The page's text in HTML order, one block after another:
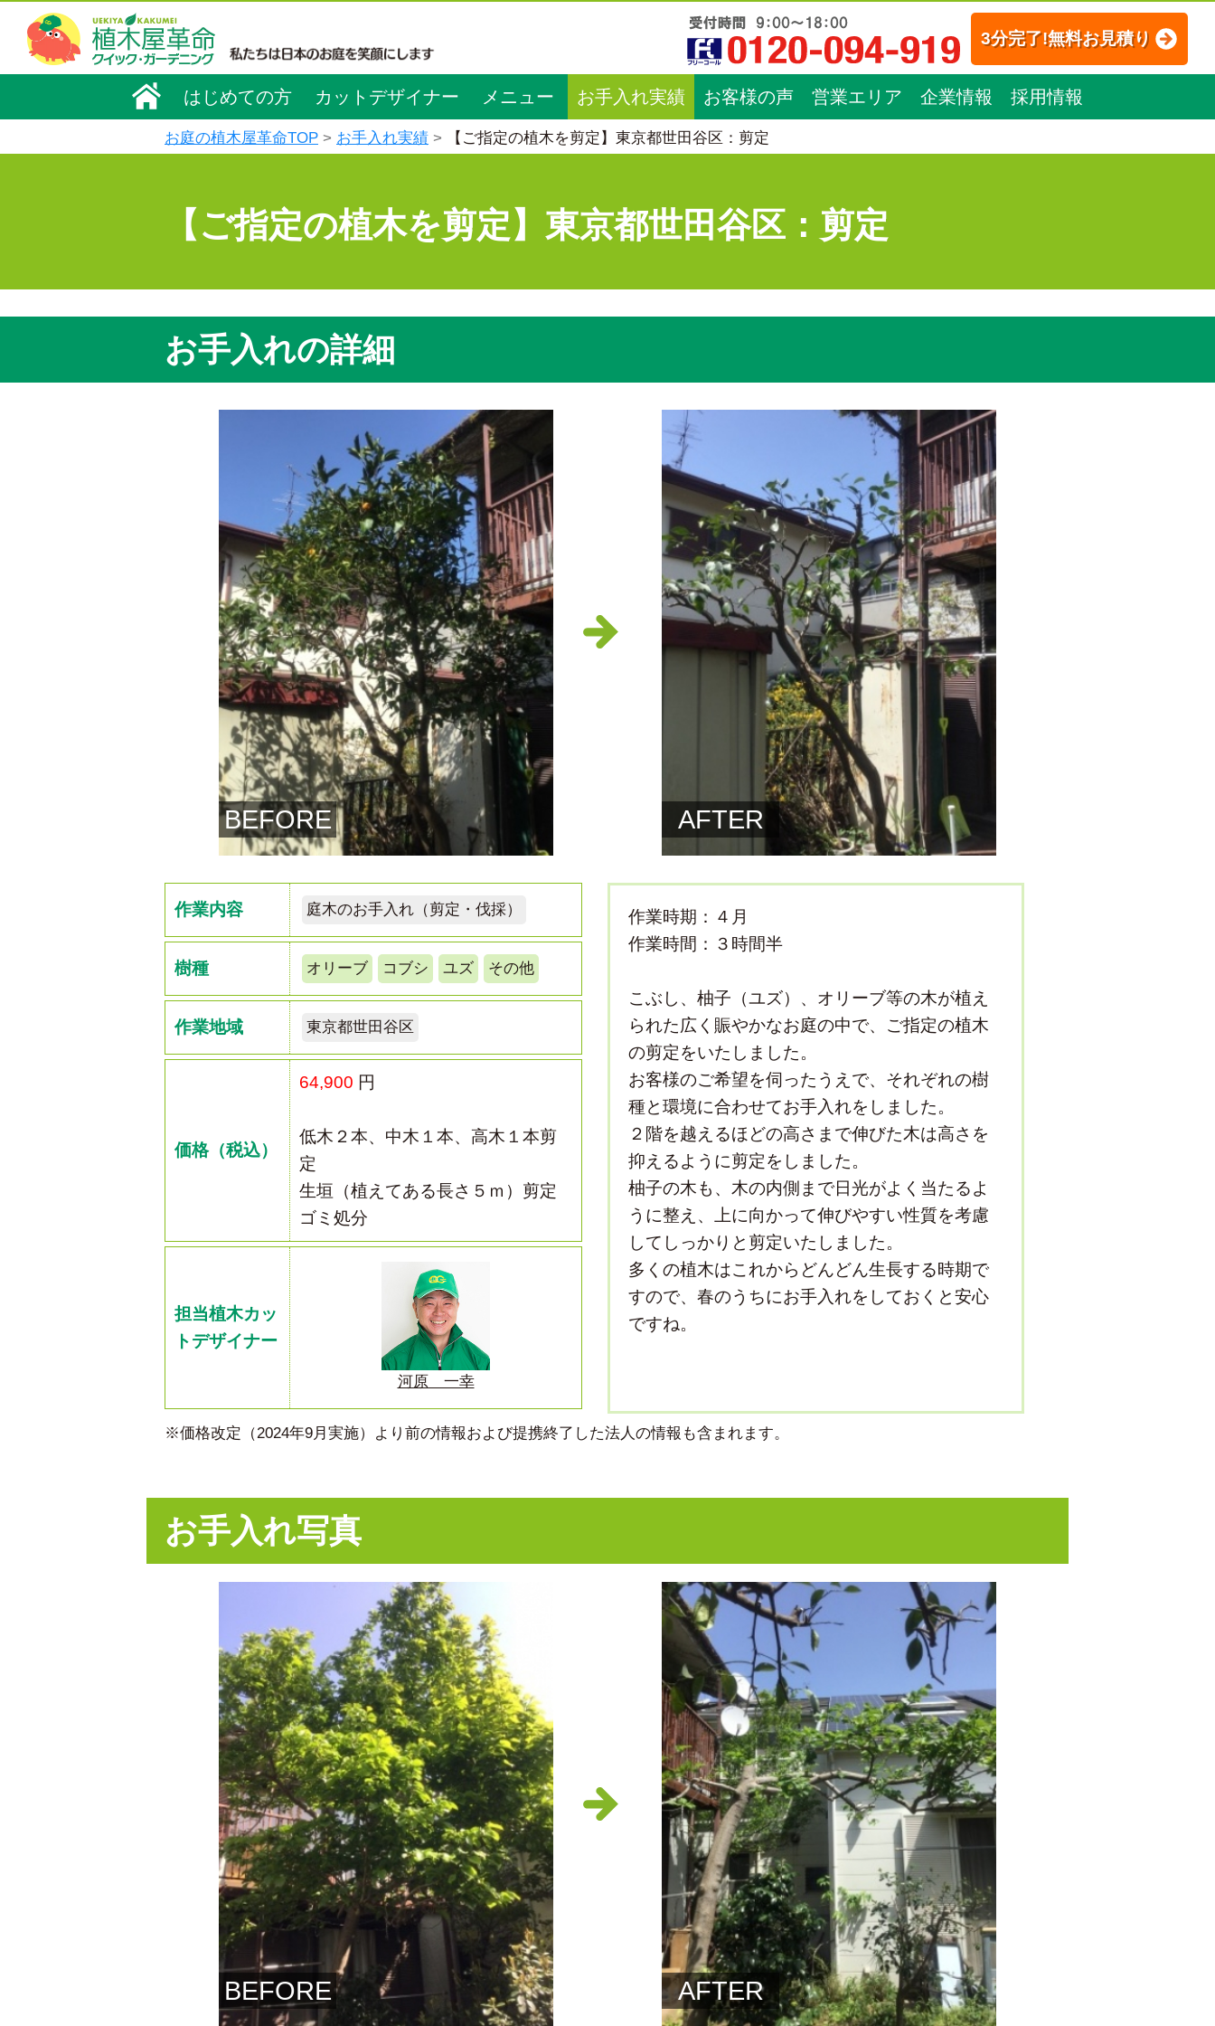
3分完了!無料お見積り
はじめての方 カットデザイナー メニュー お手入れ実績 お客様の声 営業エリア 企業情報 採用情報
お庭の植木屋革命TOP お手入れ実績 【ご指定の植木を剪定】東京都世田谷区：剪定
【ご指定の植木を剪定】東京都世田谷区：剪定
お手入れの詳細
BEFORE AFTER
作業内容 庭木のお手入れ（剪定・伐採）
樹種 オリーブ コブシ ユズ その他
作業地域 東京都世田谷区
価格（税込）
64,900 円
低木２本、中木１本、高木１本剪
定
生垣（植えてある長さ５ｍ）剪定
ゴミ処分
担当植木カッ
トデザイナー
河原 一幸
作業時期：４月
作業時間：３時間半
こぶし、柚子（ユズ）、オリーブ等の木が植え
られた広く賑やかなお庭の中で、ご指定の植木
の剪定をいたしました。
お客様のご希望を伺ったうえで、それぞれの樹
種と環境に合わせてお手入れをしました。
２階を越えるほどの高さまで伸びた木は高さを
抑えるように剪定をしました。
柚子の木も、木の内側まで日光がよく当たるよ
うに整え、上に向かって伸びやすい性質を考慮
してしっかりと剪定いたしました。
多くの植木はこれからどんどん生長する時期で
すので、春のうちにお手入れをしておくと安心
ですね。
※価格改定（2024年9月実施）より前の情報および提携終了した法人の情報も含まれます。
お手入れ写真
BEFORE AFTER